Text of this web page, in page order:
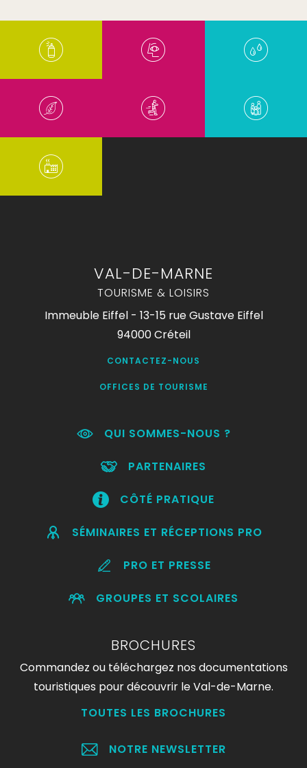
VAL-DE-MARNE
TOURISME & LOISIRS
Immeuble Eiffel - 13-15 rue Gustave Eiffel
94000 Créteil
CONTACTEZ-NOUS
OFFICES DE TOURISME
QUI SOMMES-NOUS ?
PARTENAIRES
CÔTÉ PRATIQUE
SÉMINAIRES ET RÉCEPTIONS PRO
PRO ET PRESSE
GROUPES ET SCOLAIRES
BROCHURES
Commandez ou téléchargez nos documentations
touristiques pour découvrir le Val-de-Marne.
TOUTES LES BROCHURES
NOTRE NEWSLETTER